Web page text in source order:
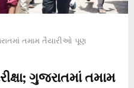
તમામ તૈયારીઓ પૂણ
ગુજરાતમાં તમામ